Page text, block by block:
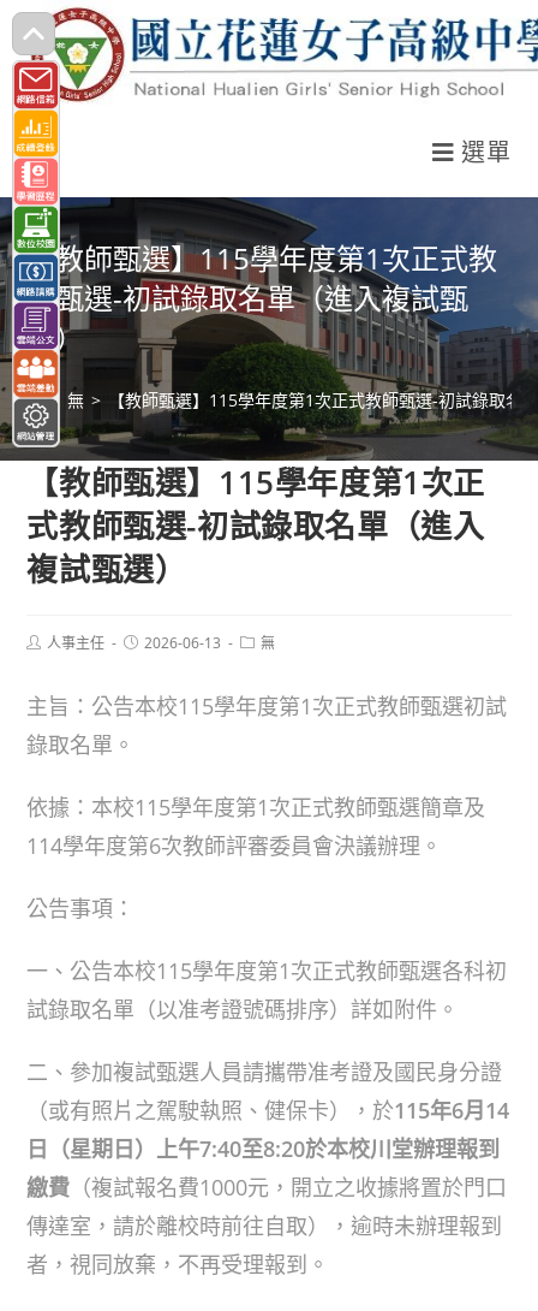
跳
轉
至
主
要
內
容
選單
【教師甄選】115學年度第1次正式教
師甄選-初試錄取名單（進入複試甄
選）
> 無 > 【教師甄選】115學年度第1次正式教師甄選-初試錄取名
【教師甄選】115學年度第1次正
式教師甄選-初試錄取名單（進入
複試甄選）
Post人事主任
Post2026-06-13
Post無
主旨：公告本校115學年度第1次正式教師甄選初試
錄取名單。
依據：本校115學年度第1次正式教師甄選簡章及
114學年度第6次教師評審委員會決議辦理。
公告事項：
一、公告本校115學年度第1次正式教師甄選各科初
試錄取名單（以准考證號碼排序）詳如附件。
二、參加複試甄選人員請攜帶准考證及國民身分證
（或有照片之駕駛執照、健保卡），於115年6月14
日（星期日）上午7:40至8:20於本校川堂辦理報到
繳費 （複試報名費1000元，開立之收據將置於門口
傳達室，請於離校時前往自取），逾時未辦理報到
者，視同放棄，不再受理報到。